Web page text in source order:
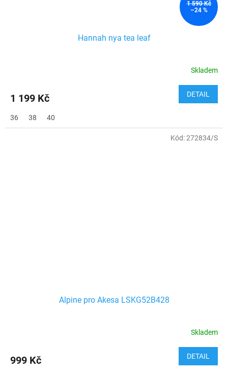
1 590 Kč
–24 %
Hannah nya tea leaf
Skladem
1 199 Kč DETAIL
36 38 40
Alpine pro Akesa LSKG52B428
Skladem
999 Kč DETAIL
Kód:272834/S